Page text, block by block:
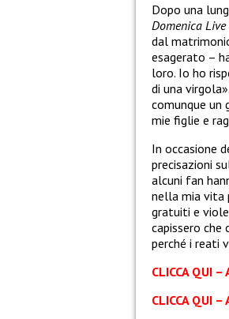
Dopo una
Domenica Live
dal
esagerato –
loro. Io ho
di una
comunque
mie figlie e
In occasione
precisazioni
alcuni fan
nella mia vita
gratuiti e
capissero che
perché i reati
CLICCA QUI
CLICCA QUI